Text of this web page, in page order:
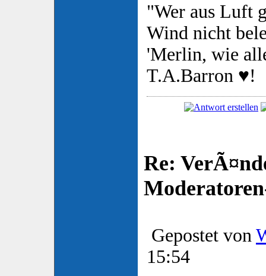
"Wer aus Luft
Wind nicht
'Merlin, wie
T.A.Barron ♥!
Re:
Gepostet von
15:54